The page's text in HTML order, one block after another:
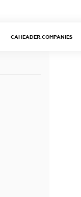
CAHEADER.COMPANIES